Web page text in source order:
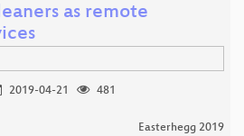
as remote
2019-04-21
481
Easterhegg 2019